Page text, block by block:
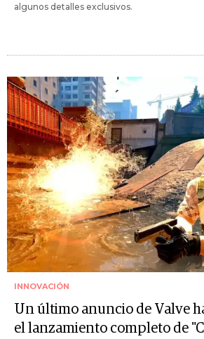
algunos detalles exclusivos.
INNOVACIÓN
Un último anuncio de Valve
el lanzamiento completo de